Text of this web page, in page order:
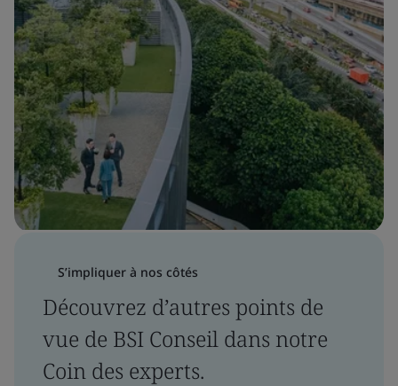
S’impliquer à nos côtés
Découvrez d’autres points de
vue de BSI Conseil dans notre
Coin des experts.